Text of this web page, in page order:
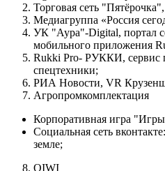
Торговая сеть
Медиагруппа «Россия
УК "Аура"-Digital, портал
мобильного приложения
Rukki Pro- РУККИ, сервис
спецтехники;
РИА Новости, VR
Агропромкомплектация
Корпоративная игра
Социальная сеть
земле;
QIWI